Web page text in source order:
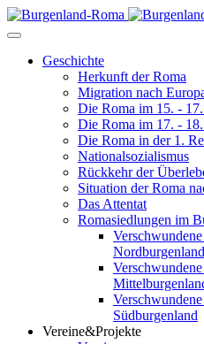
Geschichte
Herkunft der Roma
Migration nach
Die Roma im 15. -
Die Roma im 17. -
Die Roma in der 1.
Nationalsozialismus
Rückkehr der
Situation der Roma
Das Attentat
Romasiedlungen im
Nordburgenland
Südburgenland
Vereine&Projekte